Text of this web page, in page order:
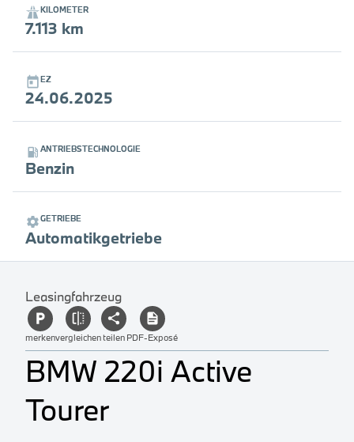
KILOMETER
7.113 km
EZ
24.06.2025
ANTRIEBSTECHNOLOGIE
Benzin
GETRIEBE
Automatikgetriebe
Leasingfahrzeug
merkenvergleichenteilen PDF-Exposé
BMW 220i Active
Tourer